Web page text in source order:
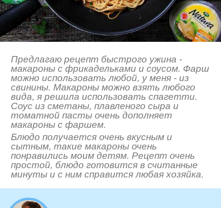
Предлагаю рецепт быстрого ужина -
макароны с фрикадельками и соусом. Фарш
можно использовать любой, у меня - из
свинины. Макароны можно взять любого
вида, я решила использовать спагетти.
Соус из сметаны, плавленого сыра и
томатной пасты очень дополняет
макароны с фаршем.
Блюдо получается очень вкусным и
сытным, такие макароны очень
понравились моим детям. Рецепт очень
простой, блюдо готовится в считанные
минуты и с ним справится любая хозяйка.